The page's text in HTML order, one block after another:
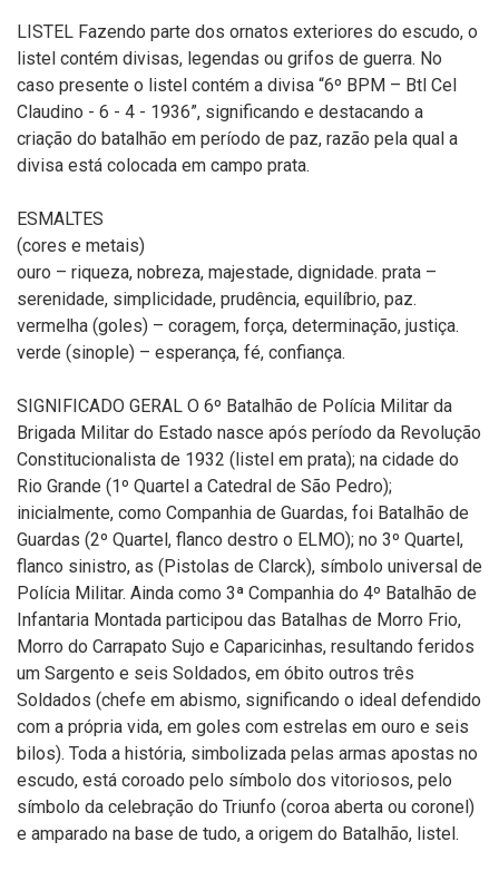
LISTEL Fazendo parte dos ornatos exteriores do escudo, o
listel contém divisas, legendas ou grifos de guerra. No
caso presente o listel contém a divisa “6º BPM – Btl Cel
Claudino - 6 - 4 - 1936”, significando e destacando a
criação do batalhão em período de paz, razão pela qual a
divisa está colocada em campo prata.
ESMALTES
(cores e metais)
ouro – riqueza, nobreza, majestade, dignidade. prata –
serenidade, simplicidade, prudência, equilíbrio, paz.
vermelha (goles) – coragem, força, determinação, justiça.
verde (sinople) – esperança, fé, confiança.
SIGNIFICADO GERAL O 6º Batalhão de Polícia Militar da
Brigada Militar do Estado nasce após período da Revolução
Constitucionalista de 1932 (listel em prata); na cidade do
Rio Grande (1º Quartel a Catedral de São Pedro);
inicialmente, como Companhia de Guardas, foi Batalhão de
Guardas (2º Quartel, flanco destro o ELMO); no 3º Quartel,
flanco sinistro, as (Pistolas de Clarck), símbolo universal de
Polícia Militar. Ainda como 3ª Companhia do 4º Batalhão de
Infantaria Montada participou das Batalhas de Morro Frio,
Morro do Carrapato Sujo e Caparicinhas, resultando feridos
um Sargento e seis Soldados, em óbito outros três
Soldados (chefe em abismo, significando o ideal defendido
com a própria vida, em goles com estrelas em ouro e seis
bilos). Toda a história, simbolizada pelas armas apostas no
escudo, está coroado pelo símbolo dos vitoriosos, pelo
símbolo da celebração do Triunfo (coroa aberta ou coronel)
e amparado na base de tudo, a origem do Batalhão, listel.